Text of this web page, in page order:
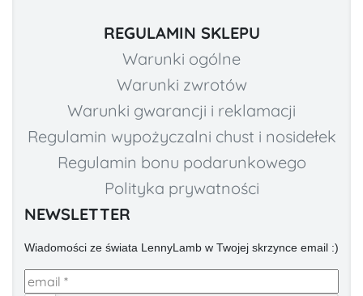
REGULAMIN SKLEPU
Warunki ogólne
Warunki zwrotów
Warunki gwarancji i reklamacji
Regulamin wypożyczalni chust i nosidełek
Regulamin bonu podarunkowego
Polityka prywatności
NEWSLETTER
Wiadomości ze świata LennyLamb w Twojej skrzynce email :)